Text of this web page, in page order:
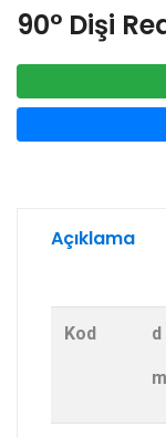
90° Dişi
Açıklama
Kod d